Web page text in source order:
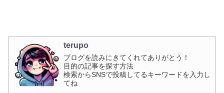
terupo
ブログを読みにきてくれてありがとう！
目的の記事を探す方法
検索からSNSで投稿してるキーワードを入力し
てね